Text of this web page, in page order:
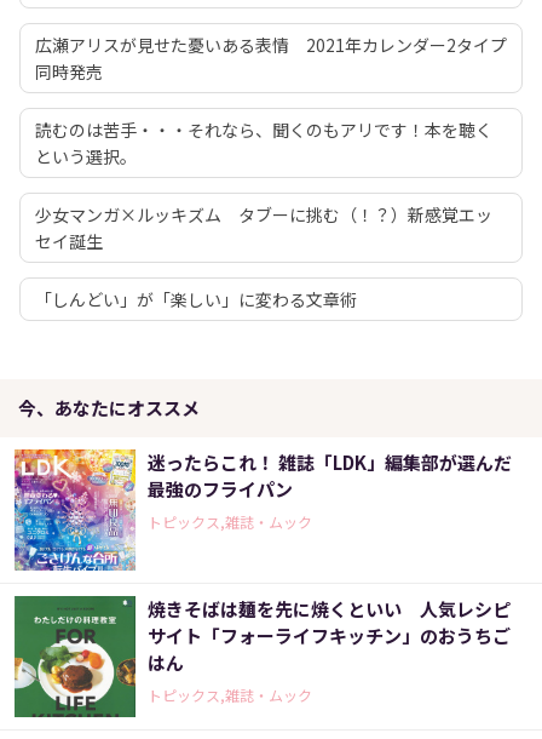
広瀬アリスが見せた憂いある表情 2021年カレンダー2タイプ
同時発売
読むのは苦手・・・それなら、聞くのもアリです！本を聴く
という選択。
少女マンガ×ルッキズム タブーに挑む（！？）新感覚エッ
セイ誕生
「しんどい」が「楽しい」に変わる文章術
今、あなたにオススメ
迷ったらこれ！ 雑誌「LDK」編集部が選んだ
最強のフライパン
トピックス,雑誌・ムック
焼きそばは麺を先に焼くといい 人気レシピ
サイト「フォーライフキッチン」のおうちご
はん
トピックス,雑誌・ムック